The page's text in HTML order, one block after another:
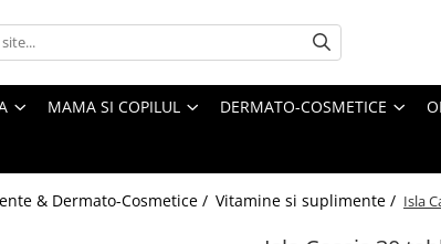
MAMA SI COPILUL DERMATO-COSMETICE
& Dermato-Cosmetice / Vitamine si suplimente / Isla